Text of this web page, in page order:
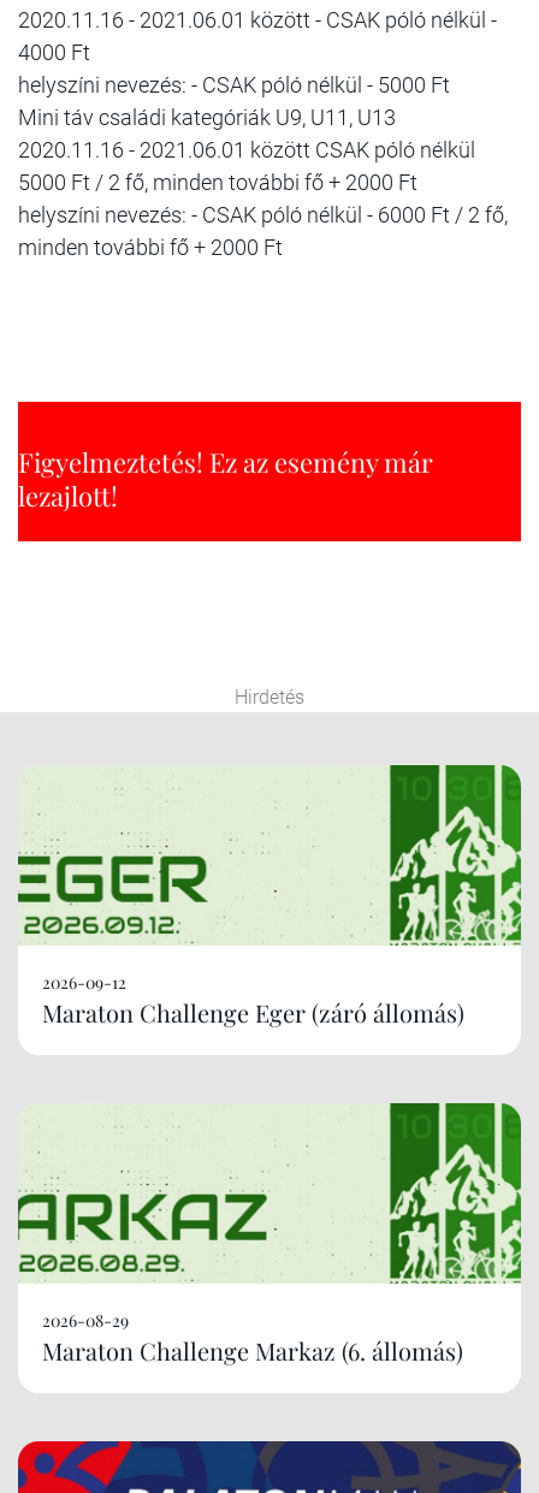
2020.11.16 - 2021.06.01 között - CSAK póló nélkül -
4000 Ft
helyszíni nevezés: - CSAK póló nélkül - 5000 Ft
Mini táv családi kategóriák U9, U11, U13
2020.11.16 - 2021.06.01 között CSAK póló nélkül
5000 Ft / 2 fő, minden további fő + 2000 Ft
helyszíni nevezés: - CSAK póló nélkül - 6000 Ft / 2 fő,
minden további fő + 2000 Ft
Figyelmeztetés! Ez az esemény már
lezajlott!
Hirdetés
2026-09-12
Maraton Challenge Eger (záró állomás)
2026-08-29
Maraton Challenge Markaz (6. állomás)